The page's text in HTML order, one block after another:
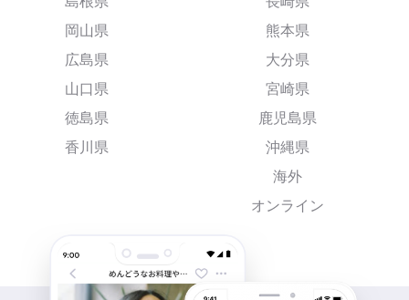
岡山県
広島県
山口県
徳島県
香川県
熊本県
大分県
宮崎県
鹿児島県
沖縄県
海外
オンライン